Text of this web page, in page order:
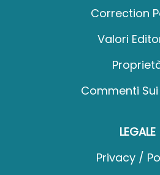
Correction
Valori
Commenti
LEGALE
Privacy /